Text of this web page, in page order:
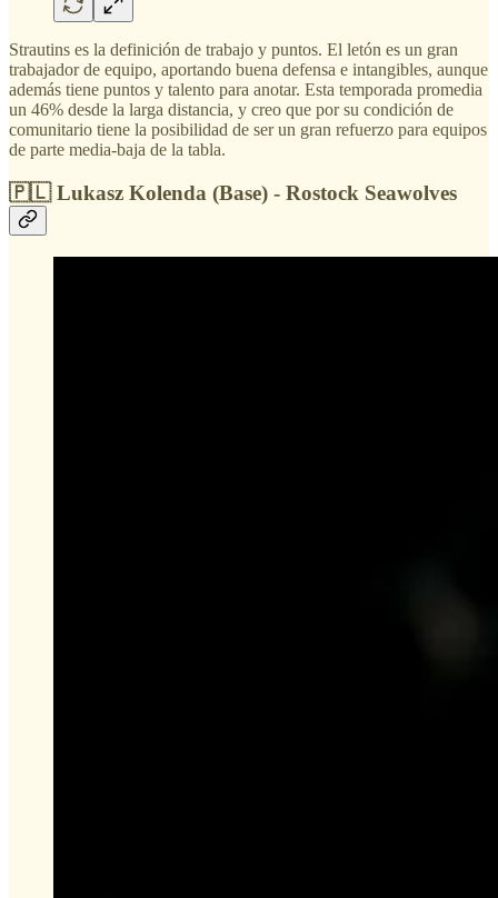
Strautins es la definición de trabajo y puntos. El letón es un gran
trabajador de equipo, aportando buena defensa e intangibles, aunque
además tiene puntos y talento para anotar. Esta temporada promedia
un 46% desde la larga distancia, y creo que por su condición de
comunitario tiene la posibilidad de ser un gran refuerzo para equipos
de parte media-baja de la tabla.
🇵🇱 Lukasz Kolenda (Base) - Rostock Seawolves